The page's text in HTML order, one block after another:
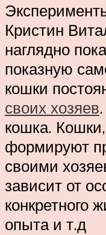
Кристин
наглядно
показную
кошки
своих хозяев
кошка.
формируют
своими
зависит от
конкретного
опыта и т.д